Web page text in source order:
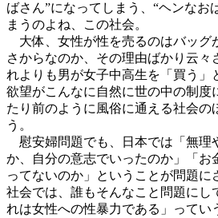
ばさん”になってしまう、“ヘンなお
まうのよね、この社会。
大体、女性が性を売るのはバッグ
さからなのか、その理由ばかり云々
れよりも男が女子中高生を「買う」
欲望がこんなに自然に世の中の制度
たり前のように風俗に通える社会の
う。
慰安婦問題でも、日本では「無理
か、自分の意志でいったのか」「お
ってないのか」ということが問題に
社会では、誰もそんなこと問題にし
れは女性への性暴力である」ってい